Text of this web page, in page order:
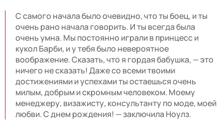
С самого начала было очевидно, что ты боец, и ты
очень рано начала говорить. И ты всегда была
очень умна. Мы постоянно играли в принцесс и
кукол Барби, и у тебя было невероятное
воображение. Сказать, что я гордая бабушка, — это
ничего не сказать! Даже со всеми твоими
достижениями и успехами ты остаешься очень
милым, добрым и скромным человеком. Моему
менеджеру, визажисту, консультанту по моде, моей
любви. С днем рождения! — заключила Ноулз.